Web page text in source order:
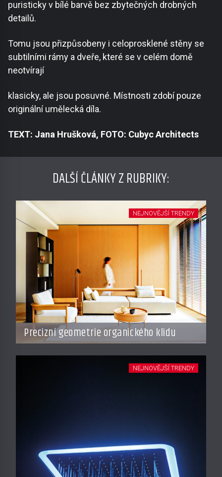
puristicky v bílé barvě bez zbytečných drobných
detailů.
Tomu jsou přizpůsobeny i celoprosklené stěny se
subtilními rámy a dveře, které se v celém domě
neotvírají
klasicky, ale jsou posuvné. Místnosti zdobí pouze
originální umělecká díla.
TEXT: Jana Hrušková, FOTO: Cubyc Architects
DALŠÍ ČLÁNKY Z RUBRIKY:
Precizní geometrie organického klidu
NEJNOVĚJŠÍ TRENDY
NEJNOVĚJŠÍ TRENDY